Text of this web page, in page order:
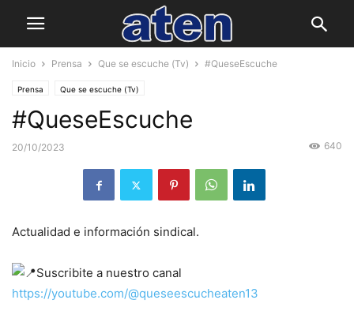
Inicio Prensa Que se escuche (Tv) #QueseEscuche
Prensa Que se escuche (Tv)
#QueseEscuche
20/10/2023 640
Actualidad e información sindical.
Suscribite a nuestro canal
https://youtube.com/@queseescucheaten13